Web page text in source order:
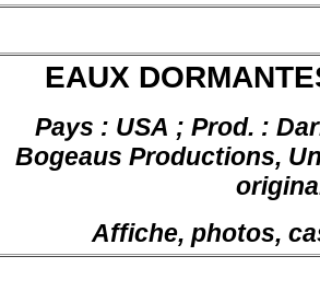
EAUX
Pays : USA ; Prod. :
Bogeaus Productions,
Affiche, photos,